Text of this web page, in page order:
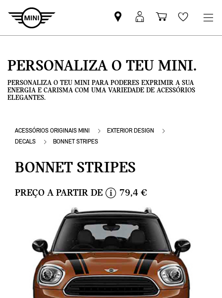
Pesquisar
parceiro
Iniciar
sessão
Carrinho
de
Wishlist
PERSONALIZA O TEU MINI.
PERSONALIZA O TEU MINI PARA PODERES EXPRIMIR A SUA
ENERGIA E CARISMA COM UMA VARIEDADE DE ACESSÓRIOS
ELEGANTES.
ACESSÓRIOS ORIGINAIS MINI
EXTERIOR DESIGN
DECALS
BONNET STRIPES
BONNET STRIPES
PREÇO A PARTIR DE
n
f
o
79,4 €